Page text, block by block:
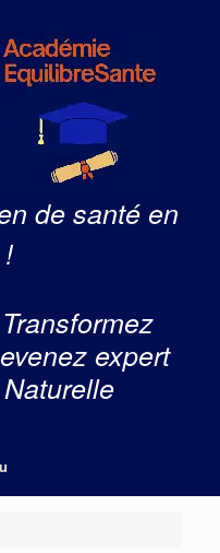
de santé en
expert